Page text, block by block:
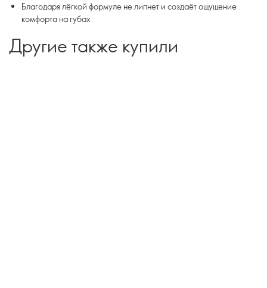
Благодаря лёгкой формуле не липнет и создаёт ощущение
комфорта на губах
Другие также купили